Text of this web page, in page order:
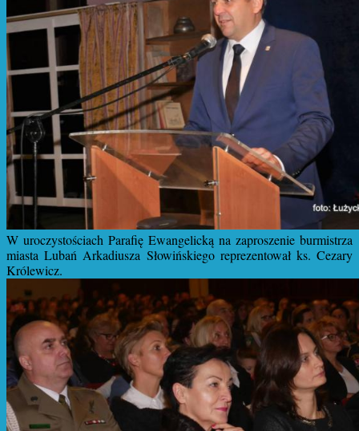
W uroczystościach Parafię Ewangelicką na zaproszenie burmistrza
miasta Lubań Arkadiusza Słowińskiego reprezentował ks. Cezary
Królewicz.